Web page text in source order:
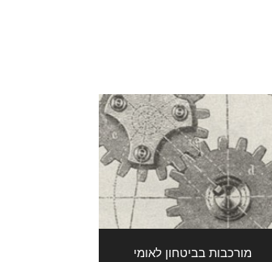
מורכבות בביטחון לאומי